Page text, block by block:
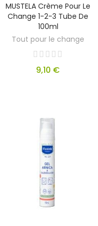
MUSTELA Crème Pour Le
Change 1-2-3 Tube De
100ml
Tout pour le change
9,10 €